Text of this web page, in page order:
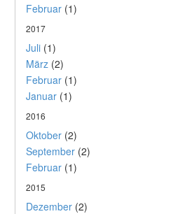
Februar (1)
2017
Juli (1)
März (2)
Februar (1)
Januar (1)
2016
Oktober (2)
September (2)
Februar (1)
2015
Dezember (2)